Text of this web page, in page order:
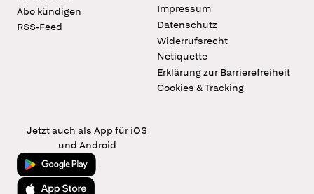
Abo kündigen
RSS-Feed
Impressum
Datenschutz
Widerrufsrecht
Netiquette
Erklärung zur Barrierefreiheit
Cookies & Tracking
Jetzt auch als App für iOS
und Android
Jetzt bei Google Play
Laden im App Store